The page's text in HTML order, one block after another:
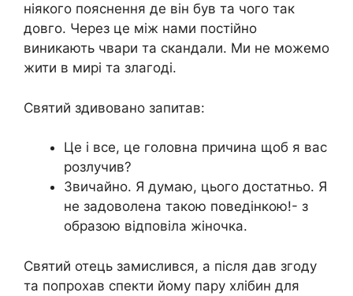
ніякого пояснення де він був та чого так
довго. Через це між нами постійно
виникають чвари та скандали. Ми не можемо
жити в мирі та злагоді.
Святий здивовано запитав:
Це і все, це головна причина щоб я вас
розлучив?
Звичайно. Я думаю, цього достатньо. Я
не задоволена такою поведінкою!- з
образою відповіла жіночка.
Святий отець замислився, а після дав згоду
та попрохав спекти йому пару хлібин для